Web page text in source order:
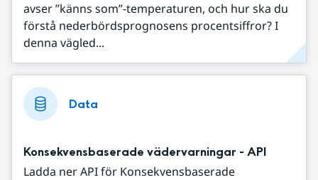
avser ”känns som”-temperaturen, och hur ska du
förstå nederbördsprognosens procentsiffror? I
denna vägled...
Data
Konsekvensbaserade vädervarningar - API
Ladda ner API för Konsekvensbaserade